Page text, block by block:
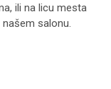
ili na licu mesta
salonu.